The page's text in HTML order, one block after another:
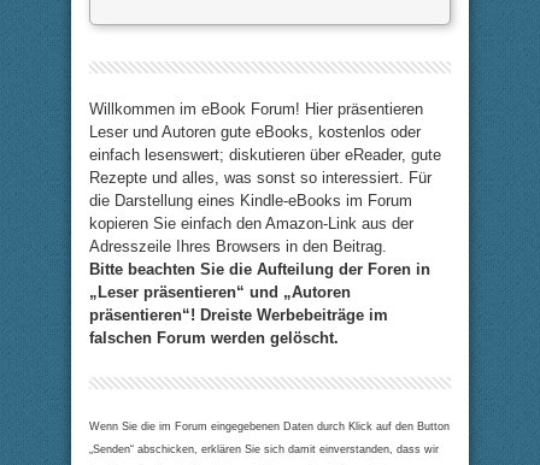
Willkommen im eBook Forum! Hier präsentieren
Leser und Autoren gute eBooks, kostenlos oder
einfach lesenswert; diskutieren über eReader, gute
Rezepte und alles, was sonst so interessiert. Für
die Darstellung eines Kindle-eBooks im Forum
kopieren Sie einfach den Amazon-Link aus der
Adresszeile Ihres Browsers in den Beitrag.
Bitte beachten Sie die Aufteilung der Foren in
„Leser präsentieren“ und „Autoren
präsentieren“! Dreiste Werbebeiträge im
falschen Forum werden gelöscht.
Wenn Sie die im Forum eingegebenen Daten durch Klick auf den Button
„Senden“ abschicken, erklären Sie sich damit einverstanden, dass wir